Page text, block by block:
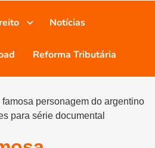
Notícias
Reforma Tributária
famosa personagem do argentino
para série documental